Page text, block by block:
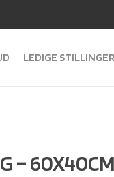
LEDIGE STILLINGER
–